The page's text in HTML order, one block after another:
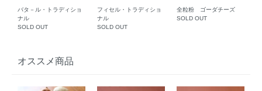
バタ－ル・トラディショ
ナル
SOLD OUT
フィセル・トラディショ
ナル
SOLD OUT
全粒粉 ゴーダチーズ
SOLD OUT
オススメ商品